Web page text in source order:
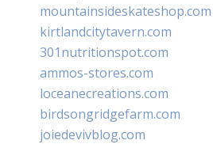
mountainsideskateshop.com
kirtlandcitytavern.com
301nutritionspot.com
ammos-stores.com
loceanecreations.com
birdsongridgefarm.com
joiedevivblog.com